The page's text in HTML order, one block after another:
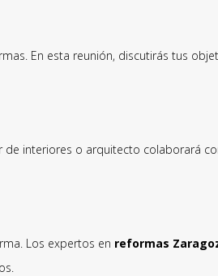
En esta reunión, discutirás tus
de interiores o arquitecto colaborará
Los expertos en reformas